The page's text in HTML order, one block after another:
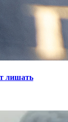
лишать